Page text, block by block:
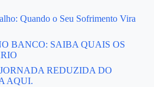
Quando o Seu Sofrimento Vira
BANCO: SAIBA QUAIS OS
REDUZIDA DO
AQUI.